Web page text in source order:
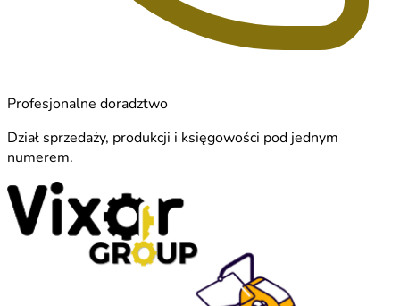
Profesjonalne doradztwo
Dział sprzedaży, produkcji i księgowości pod jednym
numerem.